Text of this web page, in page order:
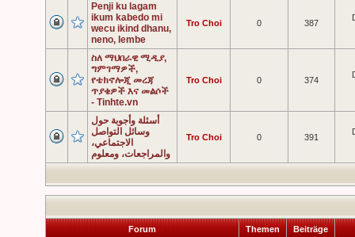
Penji ku lagam
ikum kabedo mi
wecu ikind dhanu,
neno, lembe
Tro Choi 0 387
ስለ ማህበራዊ ሚዲያ,
ግምገማዎች,
የቴክኖሎጂ መረጃ
ጥያቄዎች እና መልሶች
- Tinhte.vn
Tro Choi 0 374
أسئلة وأجوبة حول
وسائل التواصل
الاجتماعي،
والمراجعات، ومعلوم
Tro Choi 0 391
Forum Themen Beiträge